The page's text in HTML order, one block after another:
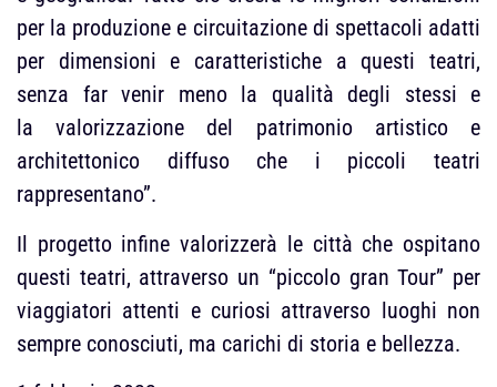
per la produzione e circuitazione di spettacoli adatti
per dimensioni e caratteristiche a questi teatri,
senza far venir meno la qualità degli stessi e
la valorizzazione del patrimonio artistico e
architettonico diffuso che i piccoli teatri
rappresentano”.
Il progetto infine valorizzerà le città che ospitano
questi teatri, attraverso un “piccolo gran Tour” per
viaggiatori attenti e curiosi attraverso luoghi non
sempre conosciuti, ma carichi di storia e bellezza.